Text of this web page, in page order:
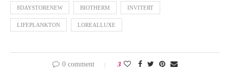
8DAYSTORENEW BIOTHERM INVITERT
LIFEPLANKTON LOREALLUXE
0 comment 3